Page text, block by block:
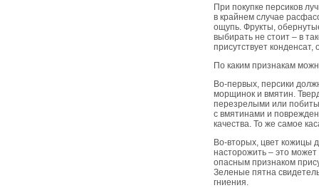
При покупке персиков
в крайнем случае
ощупь. Фрукты,
выбирать не стоит – в
присутствует конденсат,
По каким признакам
Во-первых, персики
морщинок и вмятин.
перезрелыми или
с вмятинами и
качества. То же самое
Во-вторых, цвет кожицы
насторожить – это
опасным признаком
Зеленые пятна
гниения.